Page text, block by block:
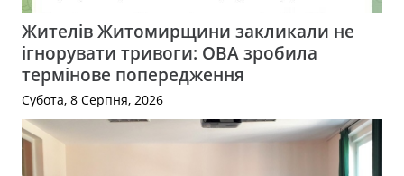
Жителів Житомирщини закликали не
ігнорувати тривоги: ОВА зробила
термінове попередження
Субота, 8 Серпня, 2026